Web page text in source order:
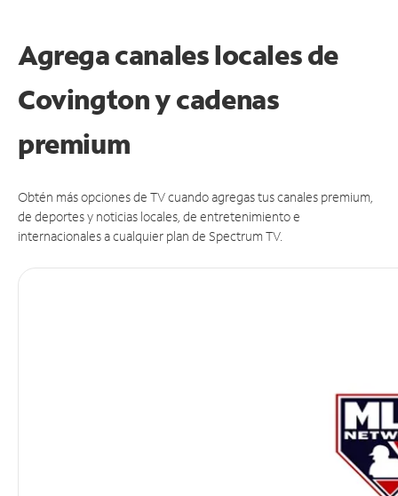
Agrega canales locales de
Covington y cadenas
premium
Obtén más opciones de TV cuando agregas tus canales premium,
de deportes y noticias locales, de entretenimiento e
internacionales a cualquier plan de Spectrum TV.